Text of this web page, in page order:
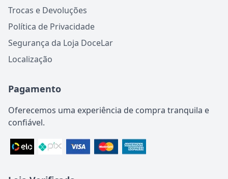
Trocas e Devoluções
Política de Privacidade
Segurança da Loja DoceLar
Localização
Pagamento
Oferecemos uma experiência de compra tranquila e
confiável.